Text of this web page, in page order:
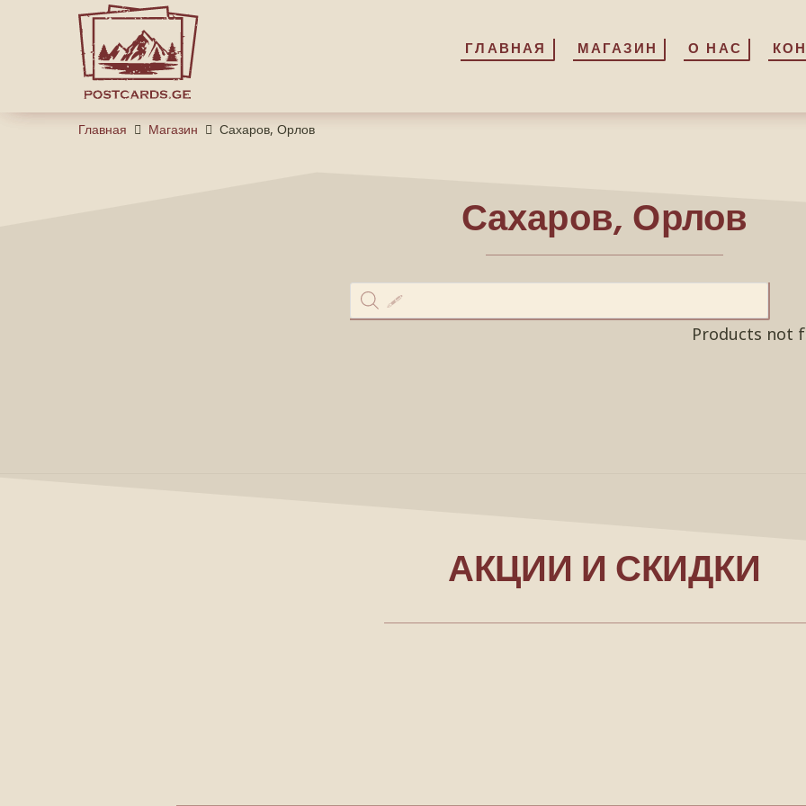
ГЛАВНАЯ МАГАЗИН О НАС
ГЛАВНАЯ МАГАЗИН О НАС
Главная Магазин Сахаров, Орлов
Сахаров, Орлов
Products not
АКЦИИ И СКИДКИ